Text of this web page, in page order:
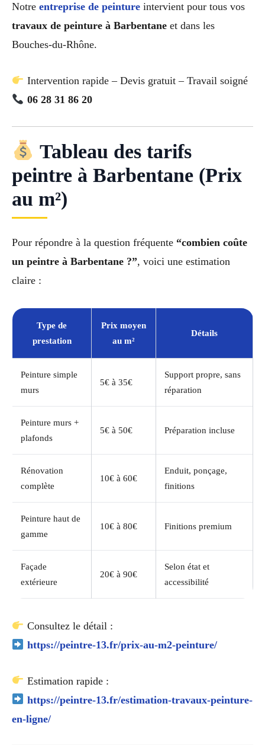
Notre entreprise de peinture intervient pour tous vos
travaux de peinture à Barbentane et dans les
Bouches-du-Rhône.
Intervention rapide – Devis gratuit – Travail soigné
06 28 31 86 20
Tableau des tarifs
peintre à Barbentane (Prix
au m²)
Pour répondre à la question fréquente “combien coûte
un peintre à Barbentane ?”, voici une estimation
claire :
Type de
prestation
Prix moyen
au m²
Détails
Peinture simple
murs
5€ à 35€
Support propre, sans
réparation
Peinture murs +
plafonds
5€ à 50€ Préparation incluse
Rénovation
complète
10€ à 60€
Enduit, ponçage,
finitions
Peinture haut de
gamme
10€ à 80€ Finitions premium
Façade
extérieure
20€ à 90€
Selon état et
accessibilité
Consultez le détail :
https://peintre-13.fr/prix-au-m2-peinture/
Estimation rapide :
https://peintre-13.fr/estimation-travaux-peinture-
en-ligne/